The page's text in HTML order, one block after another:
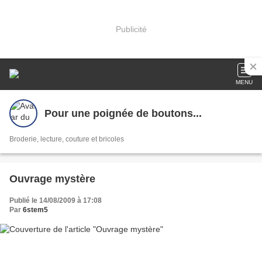
Publicité
MENU
Pour une poignée de boutons...
Broderie, lecture, couture et bricoles
Ouvrage mystère
Publié le 14/08/2009 à 17:08
Par 6stem5